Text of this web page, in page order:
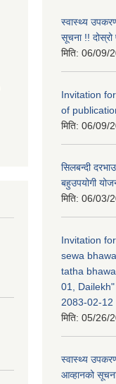
स्वास्थ्य
सूचना !!
मिति: 06/09/
Invitation
of
मिति: 06/09/
सिलबन्दी
बहुउपयोगी
मिति: 06/03/
Invitation
sewa
tatha
01,
2083-02-12
मिति: 05/26/
स्वास्थ्य
आव्हानको